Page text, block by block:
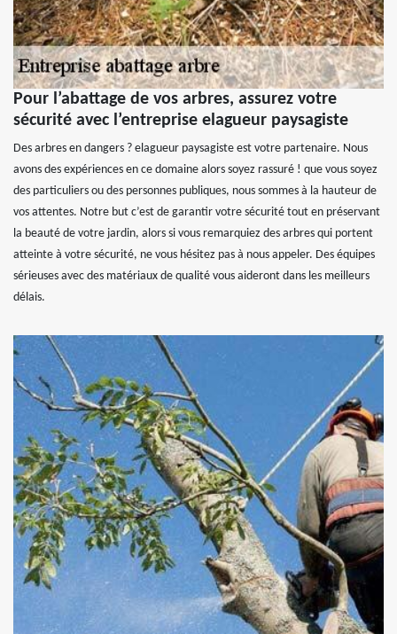
Pour l’abattage de vos arbres, assurez votre
sécurité avec l’entreprise elagueur paysagiste
Des arbres en dangers ? elagueur paysagiste est votre partenaire. Nous
avons des expériences en ce domaine alors soyez rassuré ! que vous soyez
des particuliers ou des personnes publiques, nous sommes à la hauteur de
vos attentes. Notre but c’est de garantir votre sécurité tout en préservant
la beauté de votre jardin, alors si vous remarquiez des arbres qui portent
atteinte à votre sécurité, ne vous hésitez pas à nous appeler. Des équipes
sérieuses avec des matériaux de qualité vous aideront dans les meilleurs
délais.